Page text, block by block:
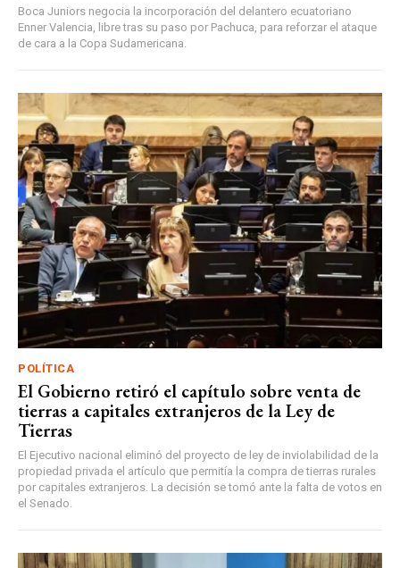
Boca Juniors negocia la incorporación del delantero ecuatoriano
Enner Valencia, libre tras su paso por Pachuca, para reforzar el ataque
de cara a la Copa Sudamericana.
POLÍTICA
El Gobierno retiró el capítulo sobre venta de
tierras a capitales extranjeros de la Ley de
Tierras
El Ejecutivo nacional eliminó del proyecto de ley de inviolabilidad de la
propiedad privada el artículo que permitía la compra de tierras rurales
por capitales extranjeros. La decisión se tomó ante la falta de votos en
el Senado.